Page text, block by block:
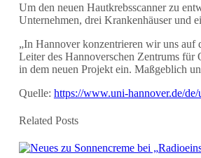
Um den neuen Hautkrebsscanner zu
Unternehmen, drei Krankenhäuser und
„In Hannover konzentrieren wir uns auf
Leiter des Hannoverschen Zentrums
in dem neuen Projekt ein. Maßgeblich
Quelle: https://www.uni-hannover.de/
Related Posts